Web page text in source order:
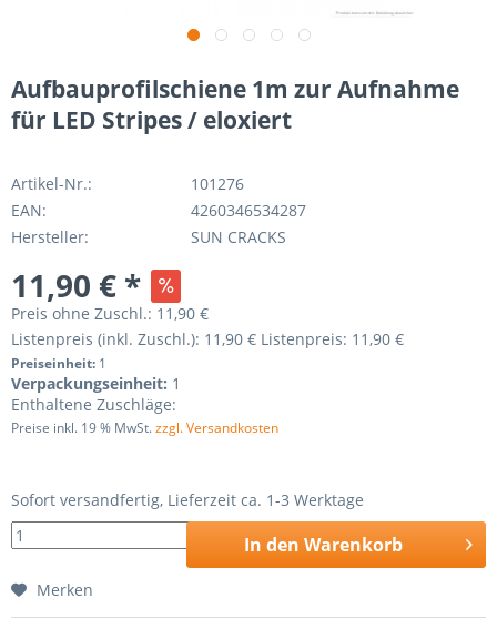
Aufbauprofilschiene 1m zur Aufnahme
für LED Stripes / eloxiert
Artikel-Nr.:
101276
EAN:
4260346534287
Hersteller:
SUN CRACKS
11,90 € *
Preis ohne Zuschl.: 11,90 €
Listenpreis (inkl. Zuschl.): 11,90 € Listenpreis: 11,90 €
Preiseinheit: 1
Verpackungseinheit: 1
Enthaltene Zuschläge:
Preise inkl. 19 % MwSt.zzgl. Versandkosten
Sofort versandfertig, Lieferzeit ca. 1-3 Werktage
In den Warenkorb
Merken